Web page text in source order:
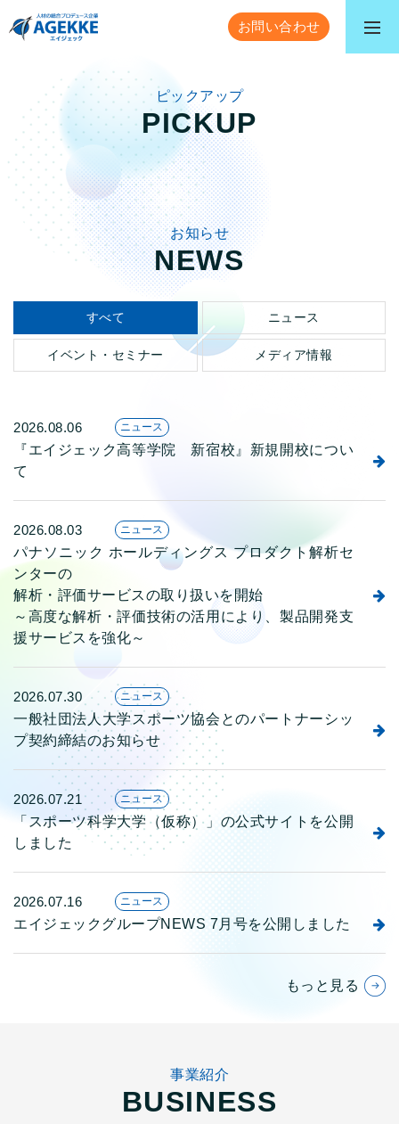
お問い合わせ
ピックアップ
PICKUP
お知らせ
NEWS
すべて ニュース
イベント・セミナー メディア情報
2026.08.06 ニュース
『エイジェック高等学院 新宿校』新規開校につい
て
2026.08.03 ニュース
パナソニック ホールディングス プロダクト解析セ
ンターの
解析・評価サービスの取り扱いを開始
～高度な解析・評価技術の活用により、製品開発支
援サービスを強化～
2026.07.30 ニュース
一般社団法人大学スポーツ協会とのパートナーシッ
プ契約締結のお知らせ
2026.07.21 ニュース
「スポーツ科学大学（仮称）」の公式サイトを公開
しました
2026.07.16 ニュース
エイジェックグループNEWS 7月号を公開しました
もっと見る
事業紹介
BUSINESS